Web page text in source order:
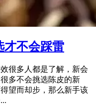
才不会踩雷
很多人都是了解，新会
多不会挑选陈皮的新
望而却步，那么新手该